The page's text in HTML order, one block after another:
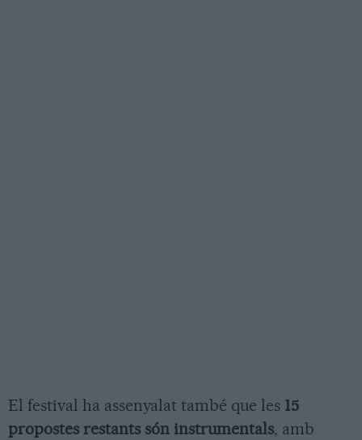
El festival ha assenyalat també que les 15
propostes restants són instrumentals, amb